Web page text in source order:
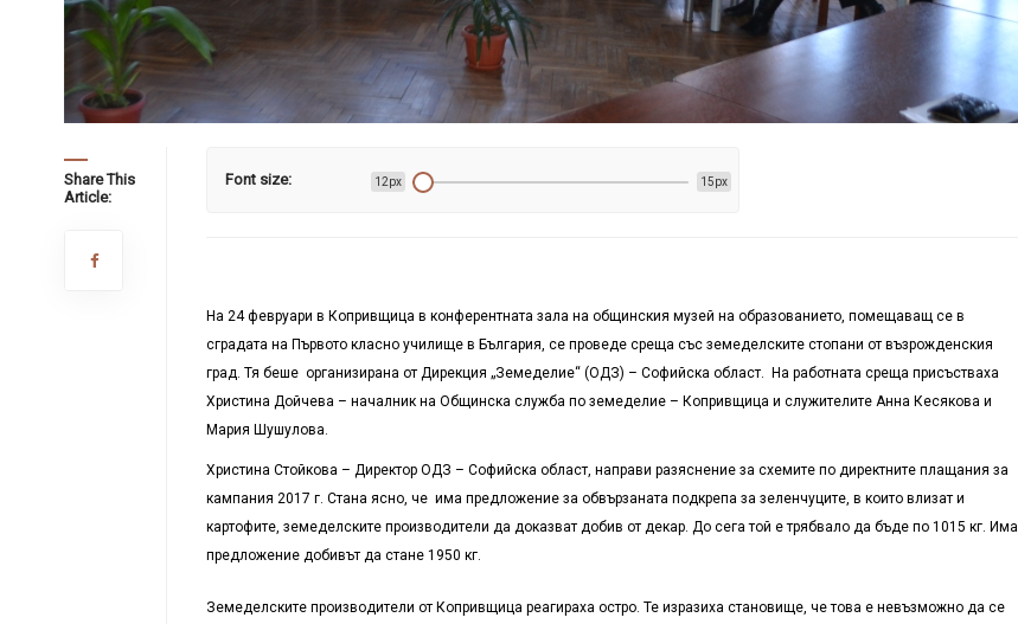
Share This
Article:
Font size: 12px 15px
На 24 февруари в Копривщица в конферентната зала на общинския музей на образованието, помещаващ се в
сградата на Първото класно училище в България, се проведе среща със земеделските стопани от възрожденския
град. Тя беше организирана от Дирекция „Земеделие“ (ОДЗ) – Софийска област. На работната среща присъстваха
Христина Дойчева – началник на Общинска служба по земеделие – Копривщица и служителите Анна Кесякова и
Мария Шушулова.
Христина Стойкова – Директор ОДЗ – Софийска област, направи разяснение за схемите по директните плащания за
кампания 2017 г. Стана ясно, че има предложение за обвързаната подкрепа за зеленчуците, в които влизат и
картофите, земеделските производители да доказват добив от декар. До сега той е трябвало да бъде по 1015 кг. Има
предложение добивът да стане 1950 кг.
Земеделските производители от Копривщица реагираха остро. Те изразиха становище, че това е невъзможно да се